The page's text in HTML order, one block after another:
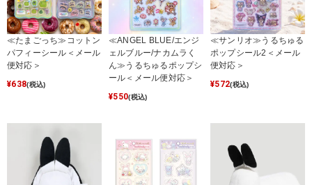
≪たまごっち≫コットン
パフィーシール＜メール
便対応＞
¥638(税込)
≪ANGEL BLUE/エンジ
ェルブルー/ナカムラく
ん≫うるちゅるポップシ
ール＜メール便対応＞
¥550(税込)
≪サンリオ≫うるちゅる
ポップシール2＜メール
便対応＞
¥572(税込)